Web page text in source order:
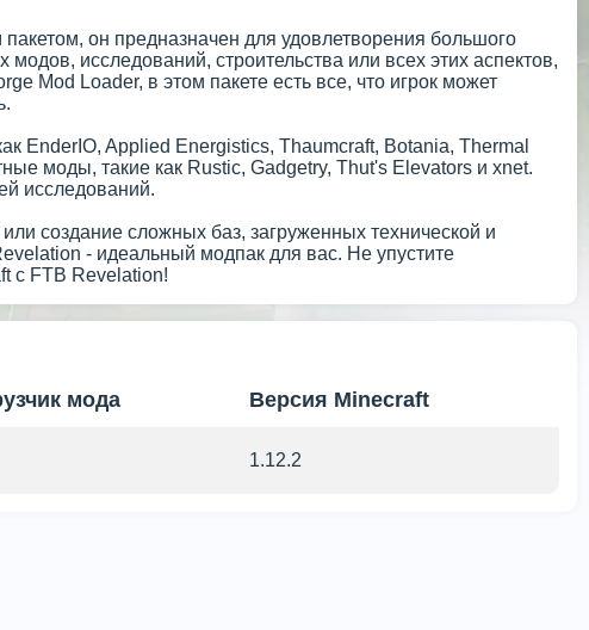
он предназначен для удовлетворения большого
исследований, строительства или всех этих аспектов,
Mod Loader, в этом пакете есть все, что игрок может
EnderIO, Applied Energistics, Thaumcraft, Botania, Thermal
моды, такие как Rustic, Gadgetry, Thut's Elevators и xnet.
исследований.
создание сложных баз, загруженных технической и
- идеальный модпак для вас. Не упустите
с FTB Revelation!
мода Версия Minecraft
1.12.2